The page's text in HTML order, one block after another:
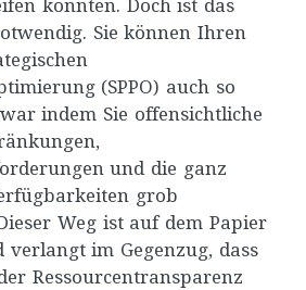
könnten. Doch ist das
Sie können Ihren
(SPPO) auch so
indem Sie offensichtliche
und die ganz
grob
Weg ist auf dem Papier
im Gegenzug, dass
Ressourcentransparenz